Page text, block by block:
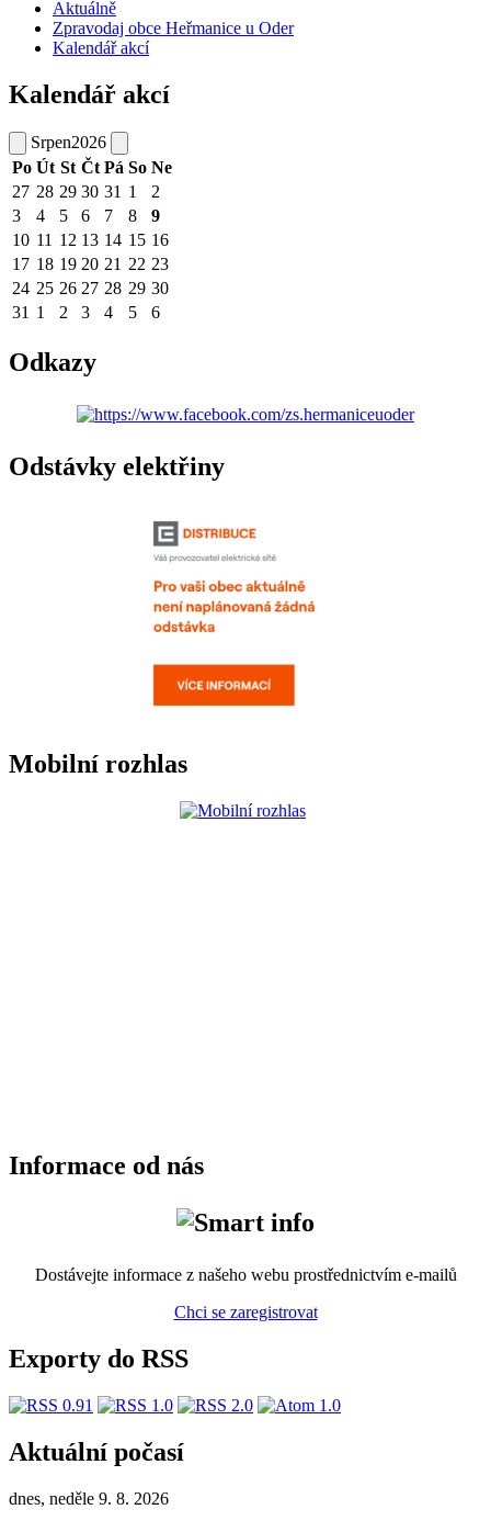
Aktuálně
Zpravodaj obce Heřmanice u Oder
Kalendář akcí
Kalendář akcí
Srpen2026
Po Út St Čt Pá So Ne
27 28 29 30 31 1
2
3
4 5 6 7 8
9
10 11 12 13 14 15 16
17 18 19 20 21 22 23
24 25 26 27 28 29 30
31 1 2 3 4 5 6
Odkazy
Odstávky elektřiny
Mobilní rozhlas
Informace od nás
Dostávejte informace z našeho webu prostřednictvím e-mailů
Chci se zaregistrovat
Exporty do RSS
Aktuální počasí
dnes, neděle 9. 8. 2026